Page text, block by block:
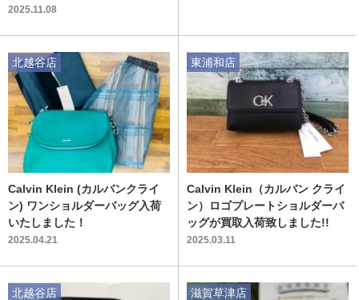
2025.11.08
Calvin Klein (カルバンクライ
ン) ワンショルダーバッグ入荷
いたしました！
2025.04.21
北越谷店
Calvin Klein（カルバン クライ
ン）ロゴプレートショルダーバ
ッグが買取入荷致しました!!
2025.03.11
東浦和店
北越谷店 滋賀草津店